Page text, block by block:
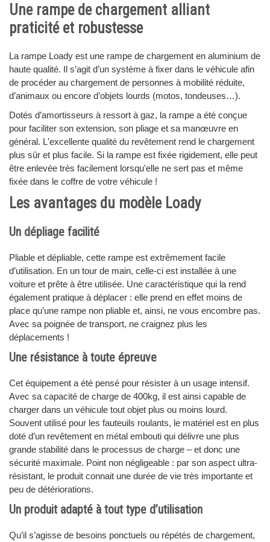
Une rampe de chargement alliant
praticité et robustesse
La rampe Loady est une rampe de chargement en aluminium de
haute qualité. Il s’agit d’un système à fixer dans le véhicule afin
de procéder au chargement de personnes à mobilité réduite,
d’animaux ou encore d’objets lourds (motos, tondeuses…).
Dotés d’amortisseurs à ressort à gaz, la rampe a été conçue
pour faciliter son extension, son pliage et sa manœuvre en
général. L'excellente qualité du revêtement rend le chargement
plus sûr et plus facile. Si la rampe est fixée rigidement, elle peut
être enlevée très facilement lorsqu'elle ne sert pas et même
fixée dans le coffre de votre véhicule !
Les avantages du modèle Loady
Un dépliage facilité
Pliable et dépliable, cette rampe est extrêmement facile
d’utilisation. En un tour de main, celle-ci est installée à une
voiture et prête à être utilisée. Une caractéristique qui la rend
également pratique à déplacer : elle prend en effet moins de
place qu’une rampe non pliable et, ainsi, ne vous encombre pas.
Avec sa poignée de transport, ne craignez plus les
déplacements !
Une résistance à toute épreuve
Cet équipement a été pensé pour résister à un usage intensif.
Avec sa capacité de charge de 400kg, il est ainsi capable de
charger dans un véhicule tout objet plus ou moins lourd.
Souvent utilisé pour les fauteuils roulants, le matériel est en plus
doté d’un revêtement en métal embouti qui délivre une plus
grande stabilité dans le processus de charge – et donc une
sécurité maximale. Point non négligeable : par son aspect ultra-
résistant, le produit connait une durée de vie très importante et
peu de détériorations.
Un produit adapté à tout type d’utilisation
Qu’il s’agisse de besoins ponctuels ou répétés de chargement,